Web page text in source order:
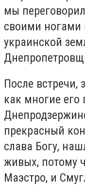
мы
своими ногами
украинской
После встречи,
как многие
прекрасный
слава Богу,
живых, потому
Маэстро, и